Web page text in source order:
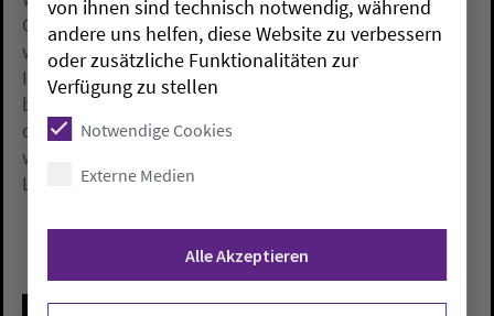
Gott sortiert das Verhangene! Seine Gegenwart stehe
weder fest an einem einzigen Ort, noch sei sie ein
Irrlicht mit Zufallsgenerator. Das Licht Jesu Christi
bringe auch für das neue Jahr Orientierung: Ich bin
das Licht der Welt. Wer mir nachfolgt, der wird nicht
wandeln in der Finsternis, sondern wird das Licht des
Lebens haben. (Johannes 8,12).
von ihnen sind technisch notwendig, während
andere uns helfen, diese Website zu verbessern
oder zusätzliche Funktionalitäten zur
Verfügung zu stellen
Notwendige Cookies
Externe Medien
Alle Akzeptieren